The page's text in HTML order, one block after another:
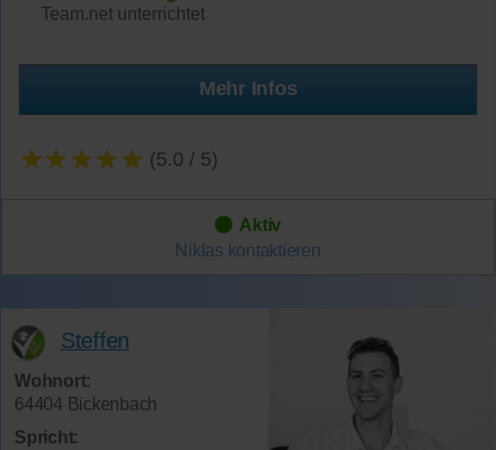
Team.net unterrichtet
Mehr Infos
★★★★★ (5.0 / 5)
Aktiv
Niklas kontaktieren
Steffen
Wohnort:
64404 Bickenbach
Spricht: